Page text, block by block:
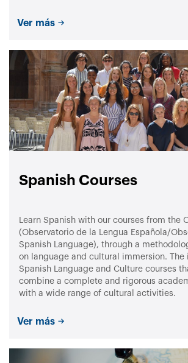
Ver más
Spanish Courses
Learn Spanish with our courses from the
(Observatorio de la Lengua Española/
Spanish Language), through a
on language and cultural immersion. The
Spanish Language and Culture courses
combine a complete and rigorous
with a wide range of cultural activities.
Ver más